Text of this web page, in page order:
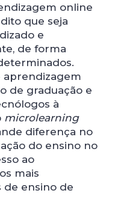
online
que seja
e
de forma
aprendizagem
de graduação e
à
microlearning
diferença no
do ensino no
ao
mais
de ensino de